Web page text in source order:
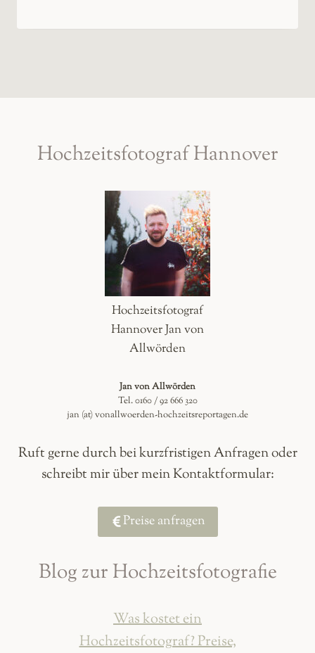
Hochzeitsfotograf Hannover
Hochzeitsfotograf
Hannover Jan von
Allwörden
Jan von Allwörden
Tel. 0160 / 92 666 320
jan (at) vonallwoerden-hochzeitsreportagen.de
Ruft gerne durch bei kurzfristigen Anfragen oder
schreibt mir über mein Kontaktformular:
Preise anfragen
Blog zur Hochzeitsfotografie
Was kostet ein
Hochzeitsfotograf? Preise,